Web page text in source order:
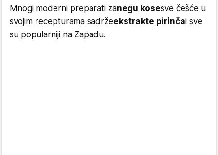
Mnogi moderni preparati zanegu kosesve češće u
svojim recepturama sadržeekstrakte pirinčai sve
su popularniji na Zapadu.